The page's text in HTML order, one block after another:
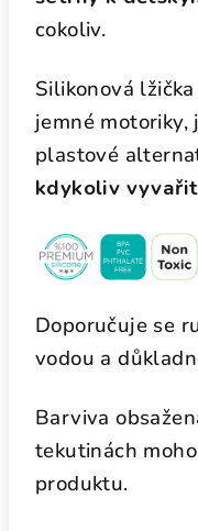
cokoliv.
Silikonová
jemné motoriky,
plastové
kdykoliv vyvařit
Doporučuje se
vodou a
Barviva
tekutinách
produktu.